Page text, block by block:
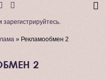
зарегистрируйтесь.
» Рекламообмен 2
2